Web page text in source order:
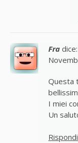
Fra dice:
Questa
I miei
Un
Rispondi